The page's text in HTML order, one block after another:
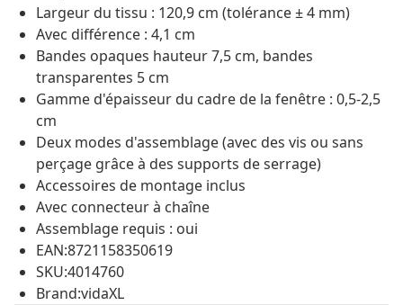
Largeur du tissu : 120,9 cm (tolérance ± 4 mm)
Avec différence : 4,1 cm
Bandes opaques hauteur 7,5 cm, bandes
transparentes 5 cm
Gamme d'épaisseur du cadre de la fenêtre : 0,5-2,5
cm
Deux modes d'assemblage (avec des vis ou sans
perçage grâce à des supports de serrage)
Accessoires de montage inclus
Avec connecteur à chaîne
Assemblage requis : oui
EAN:8721158350619
SKU:4014760
Brand:vidaXL